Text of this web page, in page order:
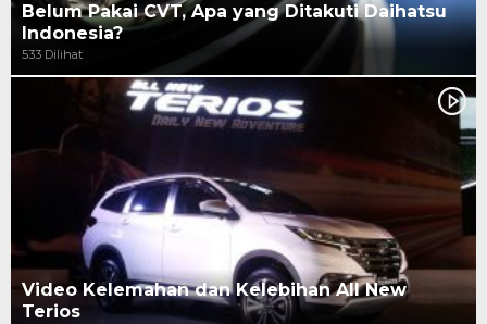
Belum Pakai CVT, Apa yang Ditakuti Daihatsu
Indonesia?
533 Dilihat
Video Kelemahan dan Kelebihan All New
Terios